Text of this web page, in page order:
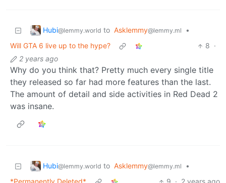
Hubi@lemmy.world to Asklemmy@lemmy.ml
•
Will GTA 6 live up to the hype?
8 ·
2 years ago
Why do you think that? Pretty much every single title
they released so far had more features than the last.
The amount of detail and side activities in Red Dead 2
was insane.
Hubi@lemmy.world to Asklemmy@lemmy.ml
•